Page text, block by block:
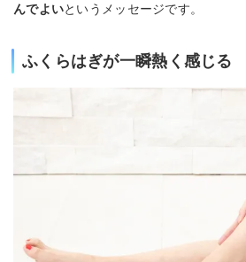
んでよいというメッセージです。
ふくらはぎが一瞬熱く感じる